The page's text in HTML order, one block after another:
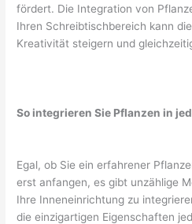
fördert. Die Integration von
Ihren Schreibtischbereich kann
Kreativität steigern und
So integrieren Sie Pflanzen in
Egal, ob Sie ein erfahrener
erst anfangen, es gibt unzählige
Ihre Inneneinrichtung zu
die einzigartigen Eigenschaften